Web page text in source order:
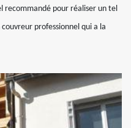
recommandé pour réaliser un tel
couvreur professionnel qui a la